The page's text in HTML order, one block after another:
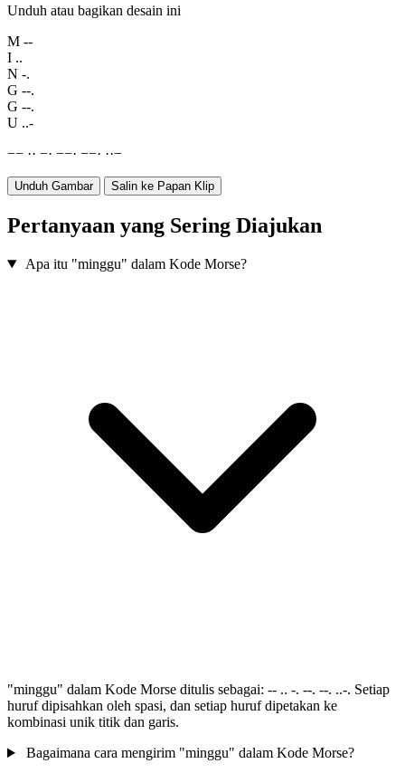
Unduh atau bagikan desain ini
M --
I ..
N -.
G --.
G --.
U ..-
−− ·· −· −−· −−· ··−
Unduh Gambar Salin ke Papan Klip
Pertanyaan yang Sering Diajukan
Apa itu "minggu" dalam Kode Morse?
"minggu" dalam Kode Morse ditulis sebagai: -- .. -. --. --. ..-. Setiap
huruf dipisahkan oleh spasi, dan setiap huruf dipetakan ke
kombinasi unik titik dan garis.
Bagaimana cara mengirim "minggu" dalam Kode Morse?